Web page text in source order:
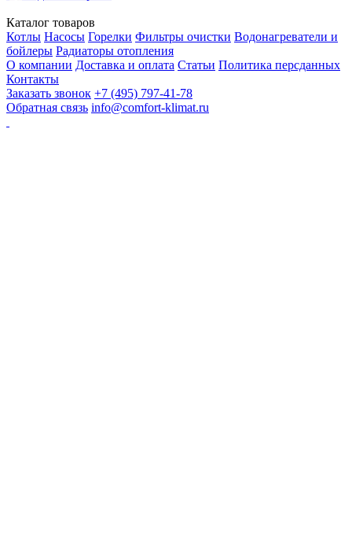
Каталог товаров
Котлы Насосы Горелки Фильтры очистки Водонагреватели и
бойлеры Радиаторы отопления
О компании Доставка и оплата Статьи Политика персданных
Контакты
Заказать звонок +7 (495) 797-41-78
Обратная связь info@comfort-klimat.ru